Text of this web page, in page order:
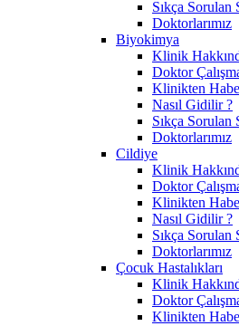
Sıkça Sorulan
Doktorlarımız
Biyokimya
Klinik
Doktor
Klinikten
Nasıl Gidilir ?
Sıkça Sorulan
Doktorlarımız
Cildiye
Klinik
Doktor
Klinikten
Nasıl Gidilir ?
Sıkça Sorulan
Doktorlarımız
Çocuk Hastalıkları
Klinik
Doktor
Klinikten